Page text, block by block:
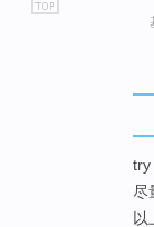
try
尽
以